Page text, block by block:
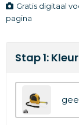
Gratis digitaal
pagina
Stap 1: Kleur